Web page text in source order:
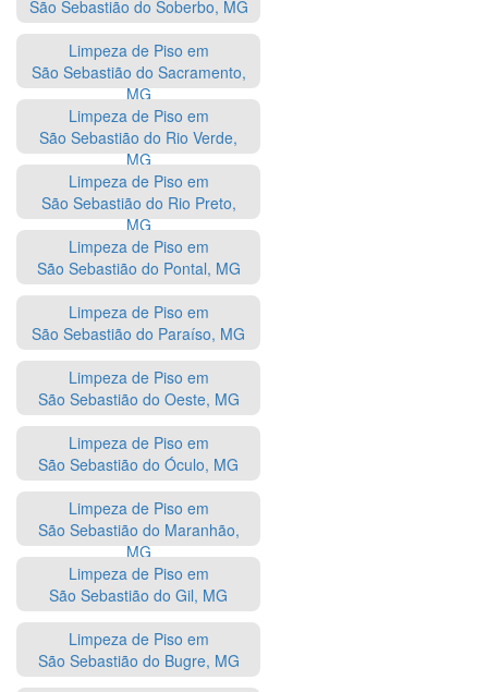
São Sebastião do Soberbo, MG
Limpeza de Piso em
São Sebastião do Sacramento,
MG
Limpeza de Piso em
São Sebastião do Rio Verde,
MG
Limpeza de Piso em
São Sebastião do Rio Preto,
MG
Limpeza de Piso em
São Sebastião do Pontal, MG
Limpeza de Piso em
São Sebastião do Paraíso, MG
Limpeza de Piso em
São Sebastião do Oeste, MG
Limpeza de Piso em
São Sebastião do Óculo, MG
Limpeza de Piso em
São Sebastião do Maranhão,
MG
Limpeza de Piso em
São Sebastião do Gil, MG
Limpeza de Piso em
São Sebastião do Bugre, MG